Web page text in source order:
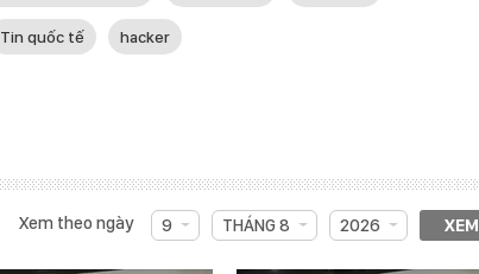
Tin quốc tế hacker
Xem theo ngày 9 THÁNG 8 2026 XEM